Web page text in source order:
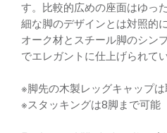
す。比較的広めの座面はゆっ
細な脚のデザインとは対照的
オーク材とスチール脚のシン
でエレガントに仕上げられてい
※脚先の木製レッグキャップ
※スタッキングは8脚まで可能